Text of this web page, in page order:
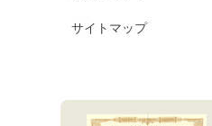
サイトマップ